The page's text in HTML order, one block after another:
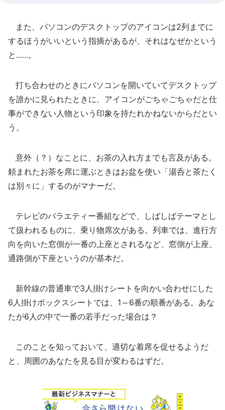
また、パソコンのデスクトップのアイコンは2列までに
するほうがいいという指摘があるが、それはなぜかという
と......。
打ち合わせのときにパソコンを開いていてデスクトップ
を誰かに見られたときに、アイコンがごちゃごちゃだと仕
事ができない人物という印象を持たれかねないからだとい
う。
意外（？）なことに、お茶の入れ方までも言及がある。
頼まれたお茶を席に運ぶときはお盆を使い「湯呑と茶たく
は別々に」するのがマナーだ。
テレビのバラエティー番組などで、しばしばテーマとし
て扱われるものに、乗り物席次がある。列車では、進行方
向を向いた窓側が一番の上座とされるなど、窓側が上座、
通路側が下座というのが基本だ。
新幹線の普通車で3人掛けシートを向かい合わせにした
6人掛けボックスシートでは、1～6番の順番がある。あな
たが6人の中で一番の若手だった場合は？
このことを知っておいて、適切な着席を促せるようだ
と、周囲のあなたを見る目が変わるはずだ。